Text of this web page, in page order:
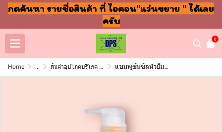
กดค้นหา รายชื่อสินค้า ที่ ไอคอน"แว่นขยาย " ได้เลย
ครับ
0
Home ... สินค้าอุปโภคบริโภค แชมพู สบู่ แปรงฟัน แชมพูซันซิลหัวปั๊ม 325มล เหลือง ผมนุ่มลื่น (ขวด)